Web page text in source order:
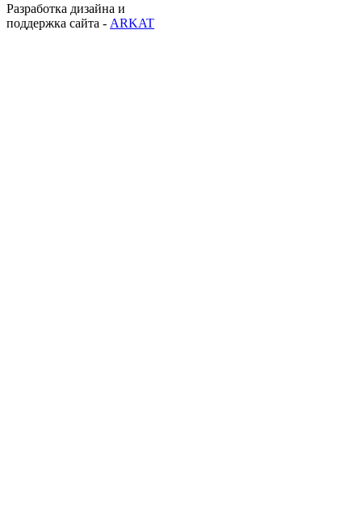
Разработка дизайна и
поддержка сайта - ARKAT